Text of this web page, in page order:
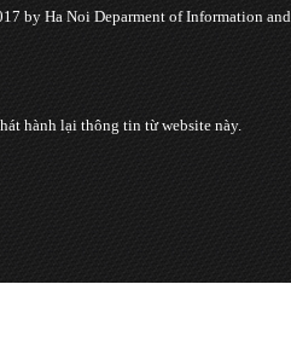
by Ha Noi Deparment of Information and
hành lại thông tin từ website này.